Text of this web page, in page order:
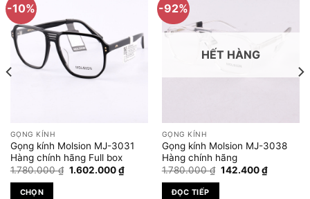
-10%
GỌNG KÍNH
Gọng kính Molsion MJ-3031
Hàng chính hãng Full box
1.780.000₫ Giá
1.602.000₫Giá
hiện
CHỌN
-92%
HẾT HÀNG
GỌNG KÍNH
Gọng kính Molsion MJ-3038
Hàng chính hãng
1.780.000₫ Giá
142.400₫Giá
hiện
ĐỌC TIẾP